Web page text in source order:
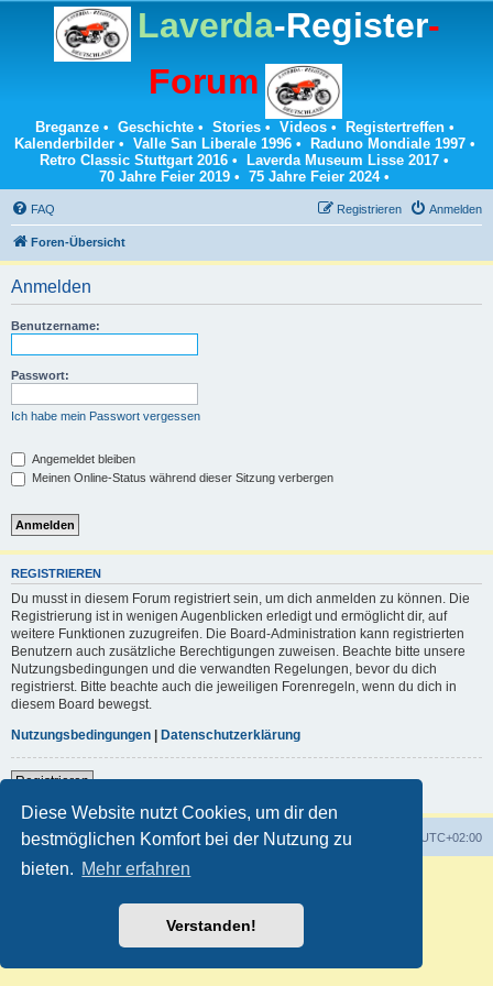
Diese Website nutzt Cookies, um dir den
bestmöglichen Komfort bei der Nutzung zu
bieten. Mehr erfahren
Verstanden!
Laverda-Register-
Forum
Breganze• Geschichte• Stories• Videos• Registertreffen•
Kalenderbilder• Valle San Liberale 1996• Raduno Mondiale 1997•
Retro Classic Stuttgart 2016 • Laverda Museum Lisse 2017 •
70 Jahre Feier 2019 • 75 Jahre Feier 2024•
FAQ Anmelden
Registrieren
Foren-Übersicht
Anmelden
Benutzername:
Passwort:
Ich habe mein Passwort vergessen
Angemeldet bleiben
Meinen Online-Status während dieser Sitzung verbergen
REGISTRIEREN
Du musst in diesem Forum registriert sein, um dich anmelden zu können. Die
Registrierung ist in wenigen Augenblicken erledigt und ermöglicht dir, auf
weitere Funktionen zuzugreifen. Die Board-Administration kann registrierten
Benutzern auch zusätzliche Berechtigungen zuweisen. Beachte bitte unsere
Nutzungsbedingungen und die verwandten Regelungen, bevor du dich
registrierst. Bitte beachte auch die jeweiligen Forenregeln, wenn du dich in
diesem Board bewegst.
Nutzungsbedingungen
Datenschutzerklärung
Registrieren
Foren-Übersicht Alle Zeiten sind UTC+02:00
Powered byphpBB